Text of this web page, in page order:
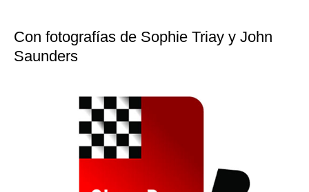
Con fotografías de Sophie Triay y John
Saunders